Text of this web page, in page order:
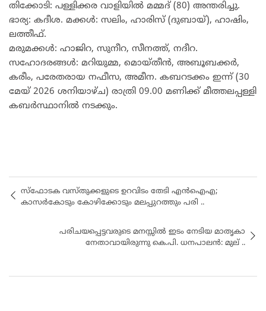
തിക്കോടി: പള്ളിക്കര വാളിയിൽ മമ്മദ് (80) അന്തരിച്ചു.
ഭാര്യ: കദീശ. മക്കൾ: സലിം, ഹാരിസ് (ദുബായ്), ഹാഷിം,
ലത്തീഫ്.
മരുമക്കൾ: ഹാജിറ, സുനീറ, സീനത്ത്, നദീറ.
സഹോദരങ്ങൾ: മറിയുമ്മ, മൊയ്തീൻ, അബൂബക്കർ,
കരീം, പരേതരായ നഫീസ, അമീന. കബറടക്കം ഇന്ന് (30
മേയ് 2026 ശനിയാഴ്ച) രാത്രി 09.00 മണിക്ക് മീത്തലപ്പള്ളി
കബർസ്ഥാനിൽ നടക്കും.
സ്‌ഫോടക വസ്തുക്കളുടെ ഉറവിടം തേടി എൻഐഎ;
കാസർകോടും കോഴിക്കോടും മലപ്പുറത്തും പരി ..
പരിചയപ്പെട്ടവരുടെ മനസ്സിൽ ഇടം നേടിയ മാതൃകാ
നേതാവായിരുന്നു കെ.പി. ധനപാലൻ: മുല് ..